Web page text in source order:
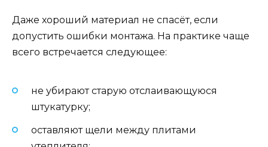
Даже хороший материал не спасёт, если
допустить ошибки монтажа. На практике чаще
всего встречается следующее:
не убирают старую отслаивающуюся
штукатурку;
оставляют щели между плитами